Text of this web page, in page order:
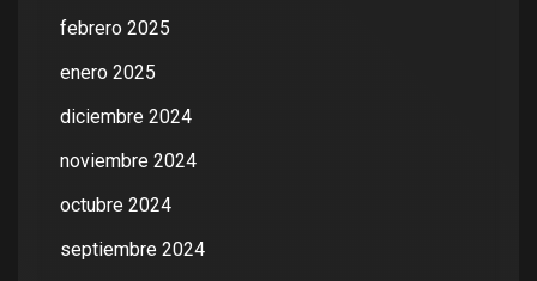
febrero 2025
enero 2025
diciembre 2024
noviembre 2024
octubre 2024
septiembre 2024